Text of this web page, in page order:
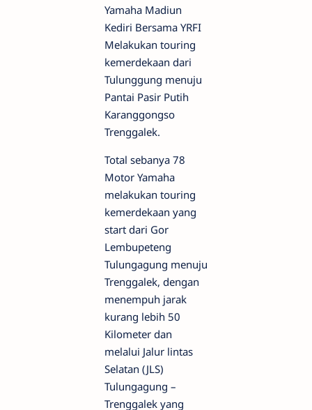
Yamaha Madiun
Kediri Bersama YRFI
Melakukan touring
kemerdekaan dari
Tulunggung menuju
Pantai Pasir Putih
Karanggongso
Trenggalek.
Total sebanya 78
Motor Yamaha
melakukan touring
kemerdekaan yang
start dari Gor
Lembupeteng
Tulungagung menuju
Trenggalek, dengan
menempuh jarak
kurang lebih 50
Kilometer dan
melalui Jalur lintas
Selatan (JLS)
Tulungagung –
Trenggalek yang